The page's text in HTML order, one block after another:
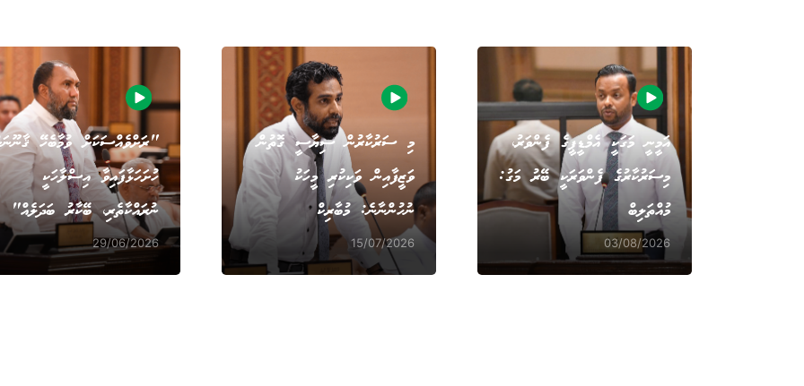
އަމީނީ މަގަކީ އެމްޑީޕީގެ ފެންވަރު،
މިސަރުކާރުގެ ފެންވަރަކީ ބޭރު މަގު:
މުއްތަލިބް
03/08/2026
މި ސަރުކާރުން ސިޔާސީ ގޮތުން
ވަޒީފާއިން ވަކިކުރި މީހަކު
ނުހުންނާނެ: މުބާރިކް
15/07/2026
"ރަށްވެއްސަކަށް ވުމާބެހޭ
ހުށަހަޅާފައިވާ އިސްލާހަކީ
ނުރައްކާތެރި، ބޭކާރު ބަދަލެއް"
29/06/2026